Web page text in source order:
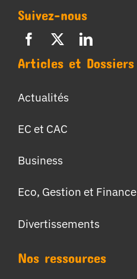
Suivez-nous
Articles et Dossiers
Actualités
EC et CAC
Business
Eco, Gestion et Finance
Divertissements
Nos ressources